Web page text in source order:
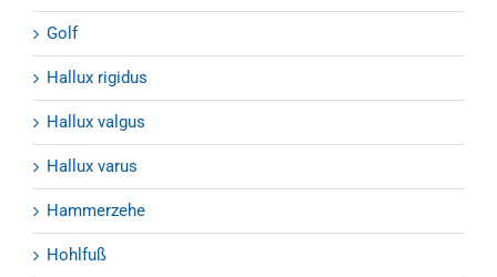
Golf
Hallux rigidus
Hallux valgus
Hallux varus
Hammerzehe
Hohlfuß